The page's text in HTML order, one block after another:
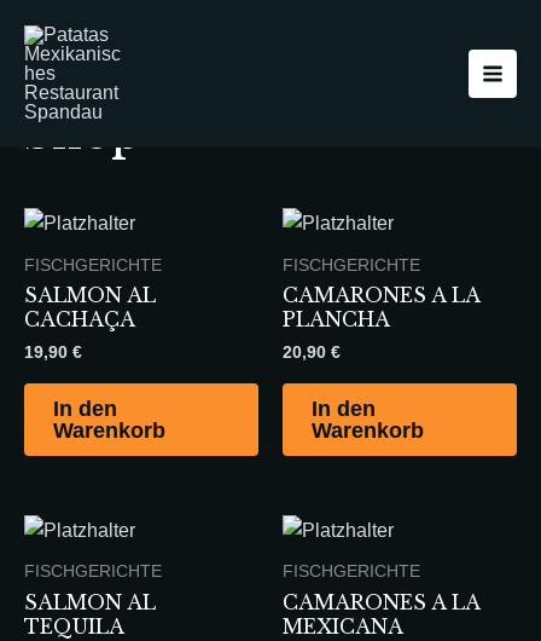
Inhalt
springen
Startseite
Shop
FISCHGERICHTE
SALMON AL
CACHAÇA
19,90 €
In den
Warenkorb
FISCHGERICHTE
CAMARONES A LA
PLANCHA
20,90 €
In den
Warenkorb
FISCHGERICHTE
SALMON AL
TEQUILA
FISCHGERICHTE
CAMARONES A LA
MEXICANA